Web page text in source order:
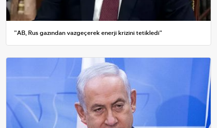
"AB, Rus gazından vazgeçerek enerji krizini tetikledi"